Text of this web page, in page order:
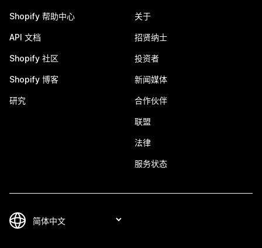
Shopify 帮助中心
API 文档
Shopify 社区
Shopify 博客
研究
关于
招贤纳士
投资者
新闻媒体
合作伙伴
联盟
法律
服务状态